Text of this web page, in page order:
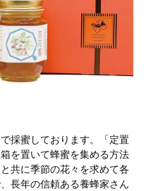
採蜜しております。「定置
を置いて蜂蜜を集める方法
共に季節の花々を求めて各
長年の信頼ある養蜂家さん